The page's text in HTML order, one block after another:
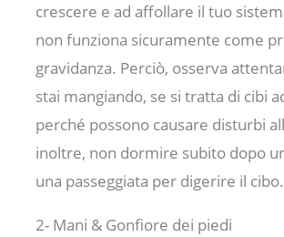
crescere e ad affollare il tuo
non funziona sicuramente come
gravidanza. Perciò, osserva
stai mangiando, se si tratta di cibi
perché possono causare disturbi
inoltre, non dormire subito dopo
una passeggiata per digerire il cibo.
2- Mani & Gonfiore dei piedi